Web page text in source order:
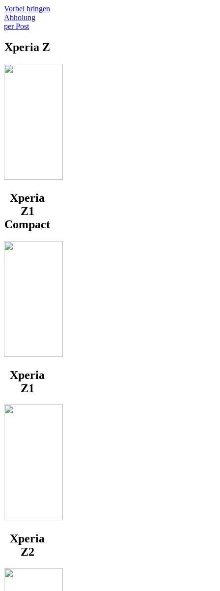
Vorbei bringen
Abholung
per Post
Xperia Z
Xperia
Z1
Compact
Xperia
Z1
Xperia
Z2